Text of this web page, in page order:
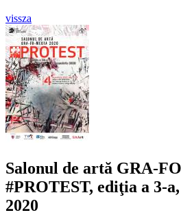
vissza
Salonul de artă GRA-
#PROTEST, ediţia a 3-
2020